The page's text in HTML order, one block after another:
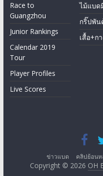
Race to
Guangzhou
Junior Rankings
Calendar 2019
Tour
Player Profiles
Live Scores
ไม้แบ
กริ๊ปพัน
เสื้อ+ก
ข่าวแบด คลิปย้อนห
Copyright © 2026 OH